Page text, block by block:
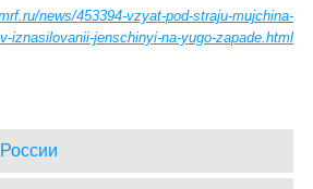
news/453394-vzyat-pod-straju-mujchina-
iznasilovanii-jenschinyi-na-yugo-zapade.html